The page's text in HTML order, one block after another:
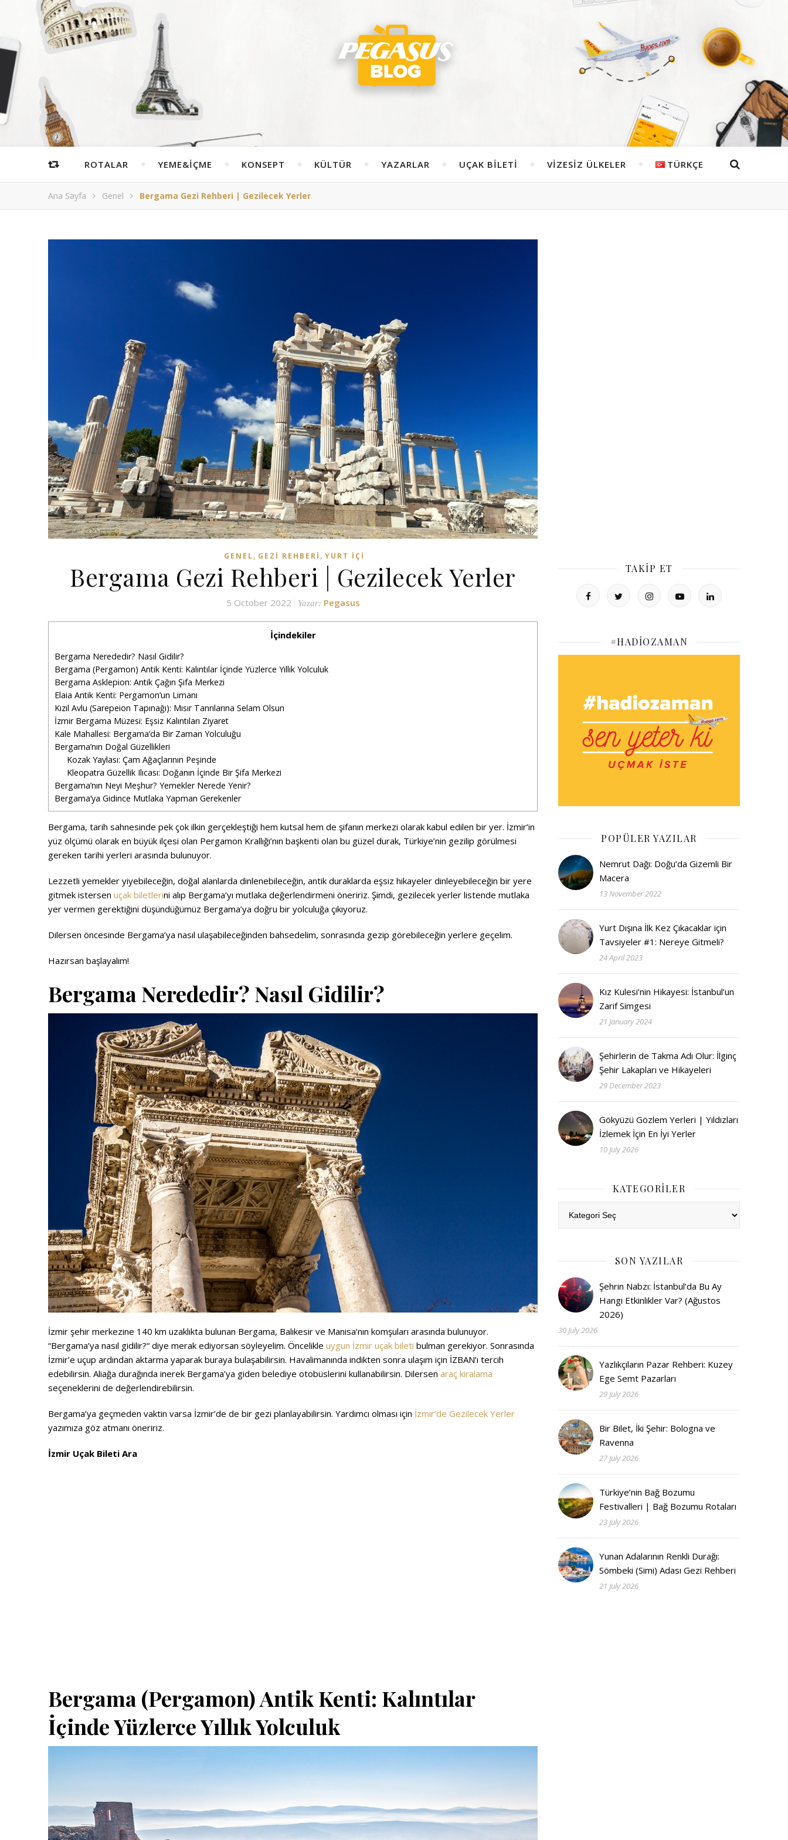
ROTALAR YEME&İÇME KONSEPT KÜLTÜR YAZARLAR UÇAK BILETI VIZESIZ ÜLKELER TÜRKÇE
Ana Sayfa Genel Bergama Gezi Rehberi | Gezilecek Yerler
GENEL, GEZI REHBERI , YURT İÇI
Bergama Gezi Rehberi | Gezilecek Yerler
5 October 2022 Yazar: Pegasus
İçindekiler
Bergama Nerededir? Nasıl Gidilir?
Bergama (Pergamon) Antik Kenti: Kalıntılar İçinde Yüzlerce Yıllık Yolculuk
Bergama Asklepion: Antik Çağın Şifa Merkezi
Elaia Antik Kenti: Pergamon’un Limanı
Kızıl Avlu (Sarepeion Tapınağı): Mısır Tanrılarına Selam Olsun
İzmir Bergama Müzesi: Eşsiz Kalıntıları Ziyaret
Kale Mahallesi: Bergama’da Bir Zaman Yolculuğu
Bergama’nın Doğal Güzellikleri
Kozak Yaylası: Çam Ağaçlarının Peşinde
Kleopatra Güzellik Ilıcası: Doğanın İçinde Bir Şifa Merkezi
Bergama’nın Neyi Meşhur? Yemekler Nerede Yenir?
Bergama’ya Gidince Mutlaka Yapman Gerekenler
Bergama, tarih sahnesinde pek çok ilkin gerçekleştiği hem kutsal hem de şifanın merkezi olarak kabul edilen bir yer. İzmir’in
yüz ölçümü olarak en büyük ilçesi olan Pergamon Krallığı’nın başkenti olan bu güzel durak, Türkiye’nin gezilip görülmesi
gereken tarihi yerleri arasında bulunuyor.
Lezzetli yemekler yiyebileceğin, doğal alanlarda dinlenebileceğin, antik duraklarda eşsiz hikayeler dinleyebileceğin bir yere
gitmek istersen uçak biletlerini alıp Bergama’yı mutlaka değerlendirmeni öneririz. Şimdi, gezilecek yerler listende mutlaka
yer vermen gerektiğini düşündüğümüz Bergama’ya doğru bir yolculuğa çıkıyoruz.
Dilersen öncesinde Bergama’ya nasıl ulaşabileceğinden bahsedelim, sonrasında gezip görebileceğin yerlere geçelim.
Hazırsan başlayalım!
Bergama Nerededir? Nasıl Gidilir?
İzmir şehir merkezine 140 km uzaklıkta bulunan Bergama, Balıkesir ve Manisa’nın komşuları arasında bulunuyor.
“Bergama’ya nasıl gidilir?“ diye merak ediyorsan söyleyelim. Öncelikle uygun İzmir uçak bileti bulman gerekiyor. Sonrasında
İzmir’e uçup ardından aktarma yaparak buraya bulaşabilirsin. Havalimanında indikten sonra ulaşım için İZBAN’ı tercih
edebilirsin. Aliağa durağında inerek Bergama’ya giden belediye otobüslerini kullanabilirsin. Dilersen araç kiralama
seçeneklerini de değerlendirebilirsin.
Bergama’ya geçmeden vaktin varsa İzmir’de de bir gezi planlayabilirsin. Yardımcı olması için İzmir’de Gezilecek Yerler
yazımıza göz atmanı öneririz.
İzmir Uçak Bileti Ara
Bergama (Pergamon) Antik Kenti: Kalıntılar
İçinde Yüzlerce Yıllık Yolculuk
TAKIP ET
#HADIOZAMAN
POPÜLER YAZILAR
Nemrut Dağı: Doğu’da Gizemli Bir
Macera
13 November 2022
Yurt Dışına İlk Kez Çıkacaklar için
Tavsiyeler #1: Nereye Gitmeli?
24 April 2023
Kız Kulesi’nin Hikayesi: İstanbul’un
Zarif Simgesi
21 January 2024
Şehirlerin de Takma Adı Olur: İlginç
Şehir Lakapları ve Hikayeleri
29 December 2023
Gökyüzü Gözlem Yerleri | Yıldızları
İzlemek İçin En İyi Yerler
10 July 2026
KATEGORILER
SON YAZILAR
Şehrin Nabzı: İstanbul’da Bu Ay
Hangi Etkinlikler Var? (Ağustos
2026)
30 July 2026
Yazlıkçıların Pazar Rehberi: Kuzey
Ege Semt Pazarları
29 July 2026
Bir Bilet, İki Şehir: Bologna ve
Ravenna
27 July 2026
Türkiye’nin Bağ Bozumu
Festivalleri | Bağ Bozumu Rotaları
23 July 2026
Yunan Adalarının Renkli Durağı:
Sömbeki (Simi) Adası Gezi Rehberi
21 July 2026